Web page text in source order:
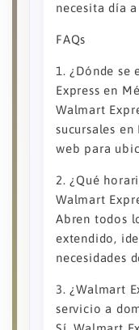
necesita día
FAQs
1. ¿Dónde se
Express en
Walmart
sucursales
web para
2. ¿Qué
Walmart
Abren todos
extendido,
necesidades
3. ¿Walmart
servicio a